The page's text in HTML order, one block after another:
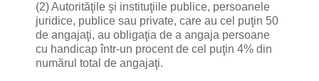
(2) Autorităţile şi instituţiile publice, persoanele
juridice, publice sau private, care au cel puţin 50
de angajaţi, au obligaţia de a angaja persoane
cu handicap într-un procent de cel puţin 4% din
numărul total de angajaţi.